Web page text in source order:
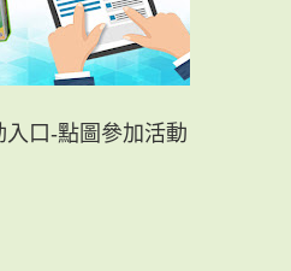
口-點圖參加活動